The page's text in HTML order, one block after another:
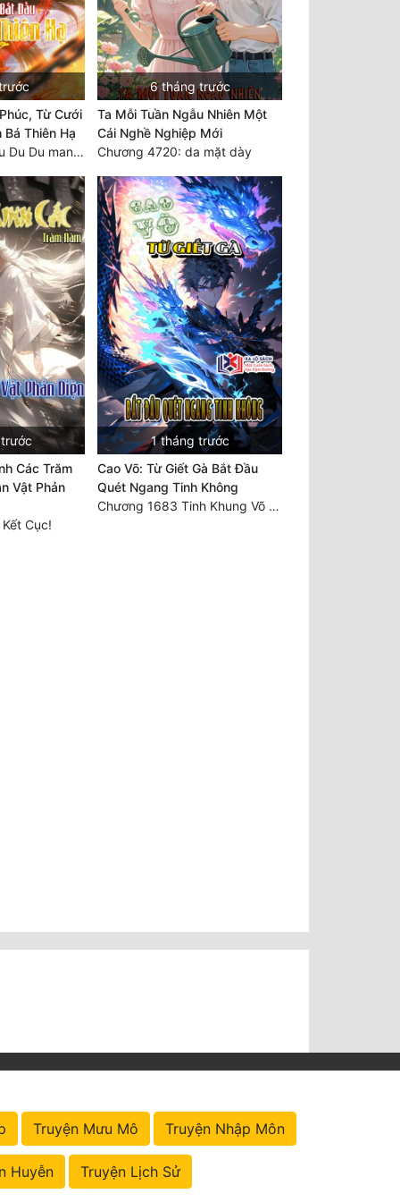
Từ Cưới
Thiên Hạ
Chương 2297 Chu Du Du mang thai
6 tháng trước
Ta Mỗi Tuần Ngẫu Nhiên Một
Cái Nghề Nghiệp Mới
Chương 4720: da mặt dày
Các Trăm
Vật Phản
Cục!
1 tháng trước
Cao Võ: Từ Giết Gà Bắt Đầu
Quét Ngang Tinh Không
Chương 1683 Tinh Khung Võ Thánh (Hết)
Truyện Mưu Mô Truyện Nhập Môn
Huyễn Truyện Lịch Sử